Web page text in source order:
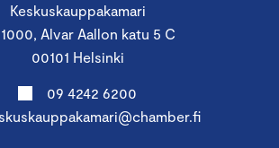
Keskuskauppakamari
Alvar Aallon katu 5 C
00101 Helsinki
09 4242 6200